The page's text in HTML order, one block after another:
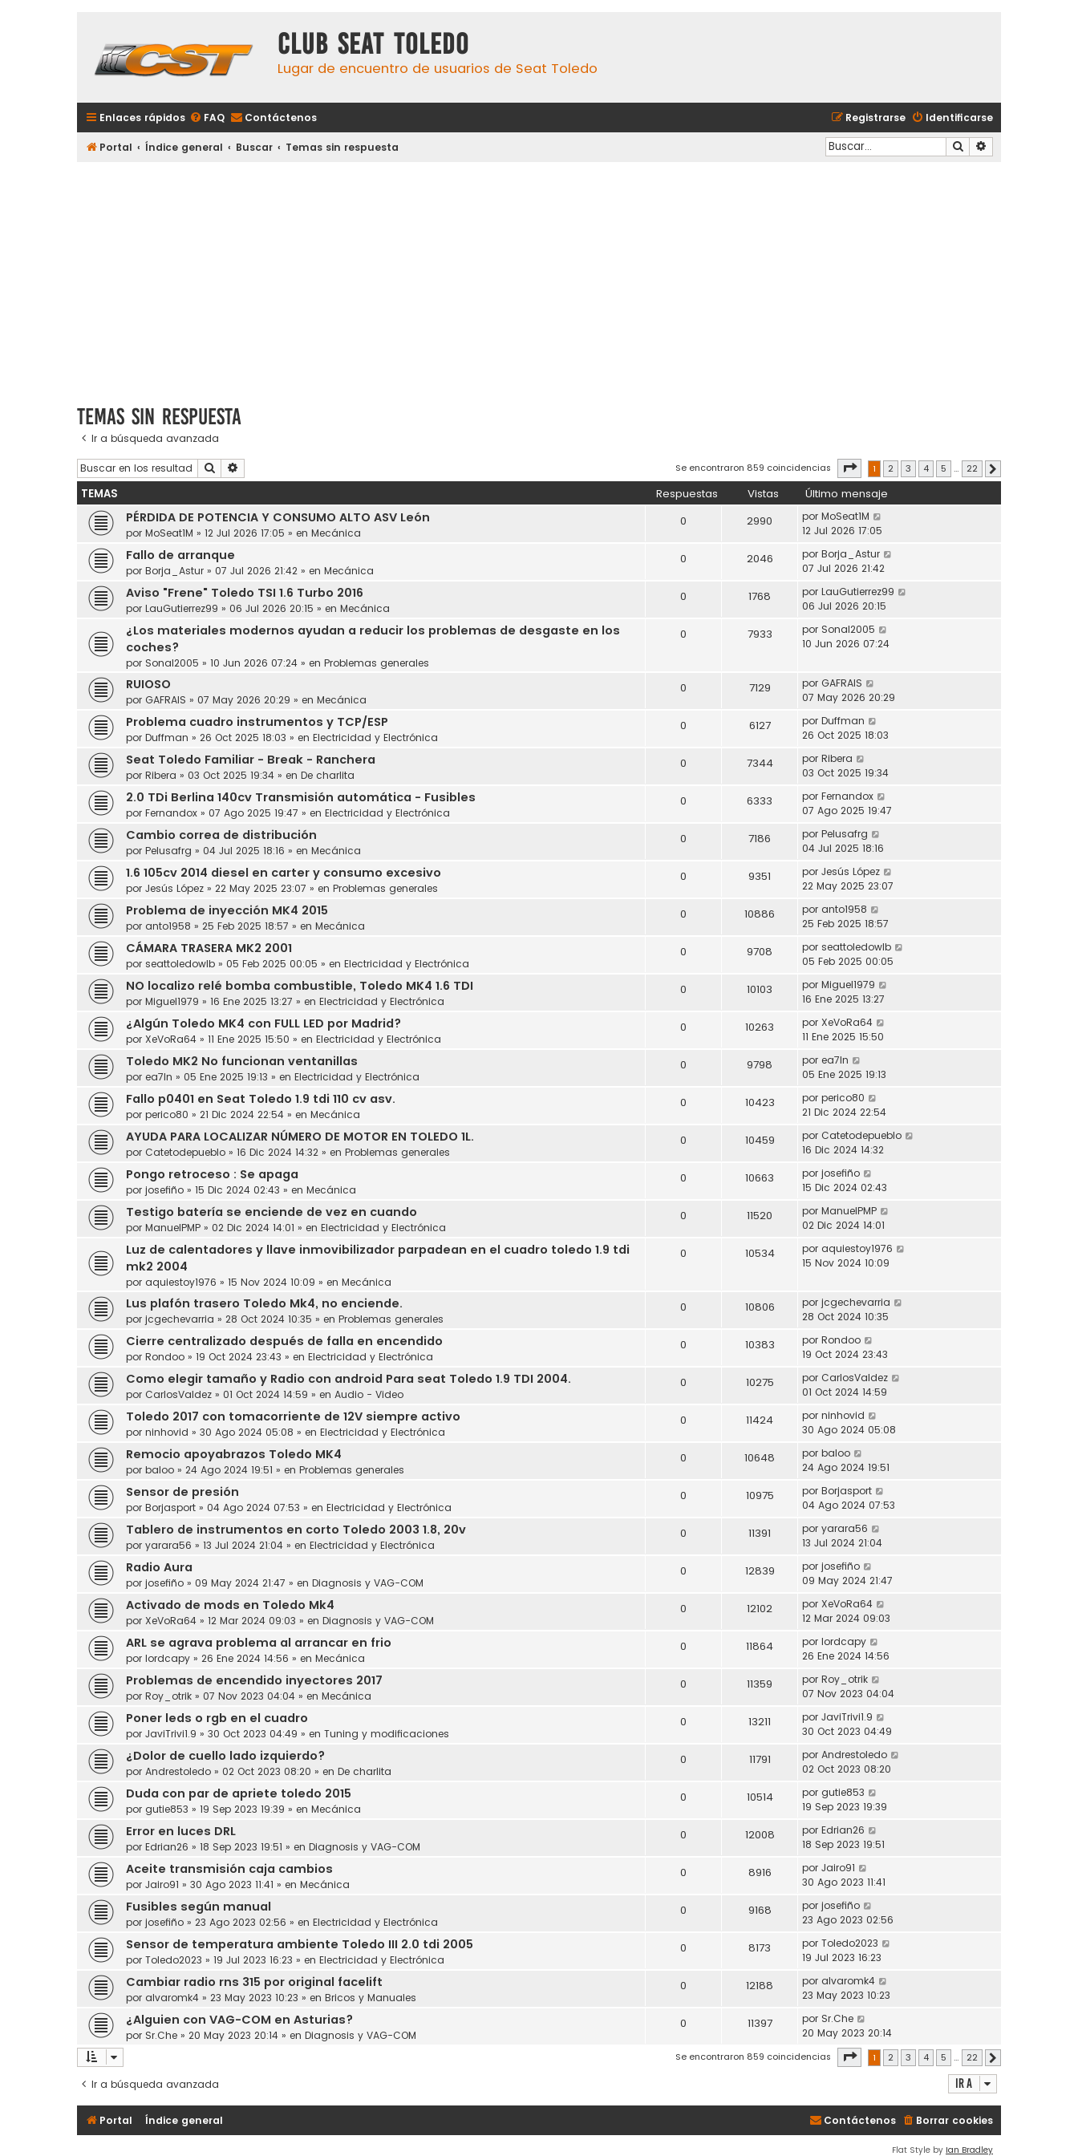
Club Seat Toledo
Lugar de encuentro de usuarios de Seat Toledo
Enlaces rápidos FAQ Contáctenos Identificarse
Registrarse
Portal Índice general Buscar Temas sin respuesta Buscar
Temas sin respuesta
Ir a búsqueda avanzada
Buscar Se encontraron 859 coincidencias Página1 de
1 2 3 4 5 … 22
TEMAS Respuestas Vistas Último mensaje
PÉRDIDA DE POTENCIA Y CONSUMO ALTO ASV León
por MoSeat1M » 12 Jul 2026 17:05 » en Mecánica
0 2990 por MoSeat1M
12 Jul 2026 17:05
Fallo de arranque
por Borja_Astur » 07 Jul 2026 21:42 » en Mecánica
0 2046 por Borja_Astur
07 Jul 2026 21:42
Aviso "Frene" Toledo TSI 1.6 Turbo 2016
por LauGutierrez99 » 06 Jul 2026 20:15 » en Mecánica
0 1768 por LauGutierrez99
06 Jul 2026 20:15
¿Los materiales modernos ayudan a reducir los problemas de desgaste en los
coches?
por Sonal2005 » 10 Jun 2026 07:24 » en Problemas generales
0 7933 por Sonal2005
10 Jun 2026 07:24
RUIOSO
por GAFRAIS » 07 May 2026 20:29 » en Mecánica
0 7129 por GAFRAIS
07 May 2026 20:29
Problema cuadro instrumentos y TCP/ESP
por Duffman » 26 Oct 2025 18:03 » en Electricidad y Electrónica
0 6127 por Duffman
26 Oct 2025 18:03
Seat Toledo Familiar - Break - Ranchera
por Ribera » 03 Oct 2025 19:34 » en De charlita
0 7344 por Ribera
03 Oct 2025 19:34
2.0 TDi Berlina 140cv Transmisión automática - Fusibles
por Fernandox » 07 Ago 2025 19:47 » en Electricidad y Electrónica
0 6333 por Fernandox
07 Ago 2025 19:47
Cambio correa de distribución
por Pelusafrg » 04 Jul 2025 18:16 » en Mecánica
0 7186 por Pelusafrg
04 Jul 2025 18:16
1.6 105cv 2014 diesel en carter y consumo excesivo
por Jesús López » 22 May 2025 23:07 » en Problemas generales
0 9351 por Jesús López
22 May 2025 23:07
Problema de inyección MK4 2015
por anto1958 » 25 Feb 2025 18:57 » en Mecánica
0 10886 por anto1958
25 Feb 2025 18:57
CÁMARA TRASERA MK2 2001
por seattoledowlb » 05 Feb 2025 00:05 » en Electricidad y Electrónica
0 9708 por seattoledowlb
05 Feb 2025 00:05
NO localizo relé bomba combustible, Toledo MK4 1.6 TDI
por Miguel1979 » 16 Ene 2025 13:27 » en Electricidad y Electrónica
0 10103 por Miguel1979
16 Ene 2025 13:27
¿Algún Toledo MK4 con FULL LED por Madrid?
por XeVoRa64 » 11 Ene 2025 15:50 » en Electricidad y Electrónica
0 10263 por XeVoRa64
11 Ene 2025 15:50
Toledo MK2 No funcionan ventanillas
por ea7ln » 05 Ene 2025 19:13 » en Electricidad y Electrónica
0 9798 por ea7ln
05 Ene 2025 19:13
Fallo p0401 en Seat Toledo 1.9 tdi 110 cv asv.
por perico80 » 21 Dic 2024 22:54 » en Mecánica
0 10423 por perico80
21 Dic 2024 22:54
AYUDA PARA LOCALIZAR NÚMERO DE MOTOR EN TOLEDO 1L.
por Catetodepueblo » 16 Dic 2024 14:32 » en Problemas generales
0 10459 por Catetodepueblo
16 Dic 2024 14:32
Pongo retroceso : Se apaga
por josefiño » 15 Dic 2024 02:43 » en Mecánica
0 10663 por josefiño
15 Dic 2024 02:43
Testigo batería se enciende de vez en cuando
por ManuelPMP » 02 Dic 2024 14:01 » en Electricidad y Electrónica
0 11520 por ManuelPMP
02 Dic 2024 14:01
Luz de calentadores y llave inmovibilizador parpadean en el cuadro toledo 1.9 tdi
mk2 2004
por aquiestoy1976 » 15 Nov 2024 10:09 » en Mecánica
0 10534 por aquiestoy1976
15 Nov 2024 10:09
Lus plafón trasero Toledo Mk4, no enciende.
por jcgechevarria » 28 Oct 2024 10:35 » en Problemas generales
0 10806 por jcgechevarria
28 Oct 2024 10:35
Cierre centralizado después de falla en encendido
por Rondoo » 19 Oct 2024 23:43 » en Electricidad y Electrónica
0 10383 por Rondoo
19 Oct 2024 23:43
Como elegir tamaño y Radio con android Para seat Toledo 1.9 TDI 2004.
por CarlosValdez » 01 Oct 2024 14:59 » en Audio - Video
0 10275 por CarlosValdez
01 Oct 2024 14:59
Toledo 2017 con tomacorriente de 12V siempre activo
por ninhovid » 30 Ago 2024 05:08 » en Electricidad y Electrónica
0 11424 por ninhovid
30 Ago 2024 05:08
Remocio apoyabrazos Toledo MK4
por baloo » 24 Ago 2024 19:51 » en Problemas generales
0 10648 por baloo
24 Ago 2024 19:51
Sensor de presión
por Borjasport » 04 Ago 2024 07:53 » en Electricidad y Electrónica
0 10975 por Borjasport
04 Ago 2024 07:53
Tablero de instrumentos en corto Toledo 2003 1.8, 20v
por yarara56 » 13 Jul 2024 21:04 » en Electricidad y Electrónica
0 11391 por yarara56
13 Jul 2024 21:04
Radio Aura
por josefiño » 09 May 2024 21:47 » en Diagnosis y VAG-COM
0 12839 por josefiño
09 May 2024 21:47
Activado de mods en Toledo Mk4
por XeVoRa64 » 12 Mar 2024 09:03 » en Diagnosis y VAG-COM
0 12102 por XeVoRa64
12 Mar 2024 09:03
ARL se agrava problema al arrancar en frio
por lordcapy » 26 Ene 2024 14:56 » en Mecánica
0 11864 por lordcapy
26 Ene 2024 14:56
Problemas de encendido inyectores 2017
por Roy_otrik » 07 Nov 2023 04:04 » en Mecánica
0 11359 por Roy_otrik
07 Nov 2023 04:04
Poner leds o rgb en el cuadro
por JaviTrivi1.9 » 30 Oct 2023 04:49 » en Tuning y modificaciones
0 13211 por JaviTrivi1.9
30 Oct 2023 04:49
¿Dolor de cuello lado izquierdo?
por Andrestoledo » 02 Oct 2023 08:20 » en De charlita
0 11791 por Andrestoledo
02 Oct 2023 08:20
Duda con par de apriete toledo 2015
por gutie853 » 19 Sep 2023 19:39 » en Mecánica
0 10514 por gutie853
19 Sep 2023 19:39
Error en luces DRL
por Edrian26 » 18 Sep 2023 19:51 » en Diagnosis y VAG-COM
0 12008 por Edrian26
18 Sep 2023 19:51
Aceite transmisión caja cambios
por Jairo91 » 30 Ago 2023 11:41 » en Mecánica
0 8916 por Jairo91
30 Ago 2023 11:41
Fusibles según manual
por josefiño » 23 Ago 2023 02:56 » en Electricidad y Electrónica
0 9168 por josefiño
23 Ago 2023 02:56
Sensor de temperatura ambiente Toledo III 2.0 tdi 2005
por Toledo2023 » 19 Jul 2023 16:23 » en Electricidad y Electrónica
0 8173 por Toledo2023
19 Jul 2023 16:23
Cambiar radio rns 315 por original facelift
por alvaromk4 » 23 May 2023 10:23 » en Bricos y Manuales
0 12188 por alvaromk4
23 May 2023 10:23
¿Alguien con VAG-COM en Asturias?
por Sr.Che » 20 May 2023 20:14 » en Diagnosis y VAG-COM
0 11397 por Sr.Che
20 May 2023 20:14
Se encontraron 859 coincidencias Página1 de
1 2 3 4 5 … 22
Ir a búsqueda avanzada Ir a
Portal Índice general Borrar cookies
Contáctenos
Flat Style by Ian Bradley